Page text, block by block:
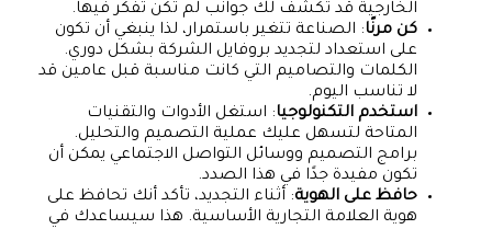
الخارجية قد تكشف لك جوانب لم تكن تفكر فيها.
كن مرنًا: الصناعة تتغير باستمرار، لذا ينبغي أن تكون
على استعداد لتجديد بروفايل الشركة بشكل دوري.
الكلمات والتصاميم التي كانت مناسبة قبل عامين قد
لا تناسب اليوم.
استخدم التكنولوجيا: استغل الأدوات والتقنيات
المتاحة لتسهل عليك عملية التصميم والتحليل.
برامج التصميم ووسائل التواصل الاجتماعي يمكن أن
تكون مفيدة جدًا في هذا الصدد.
حافظ على الهوية: أثناء التجديد، تأكد أنك تحافظ على
هوية العلامة التجارية الأساسية. هذا سيساعدك في